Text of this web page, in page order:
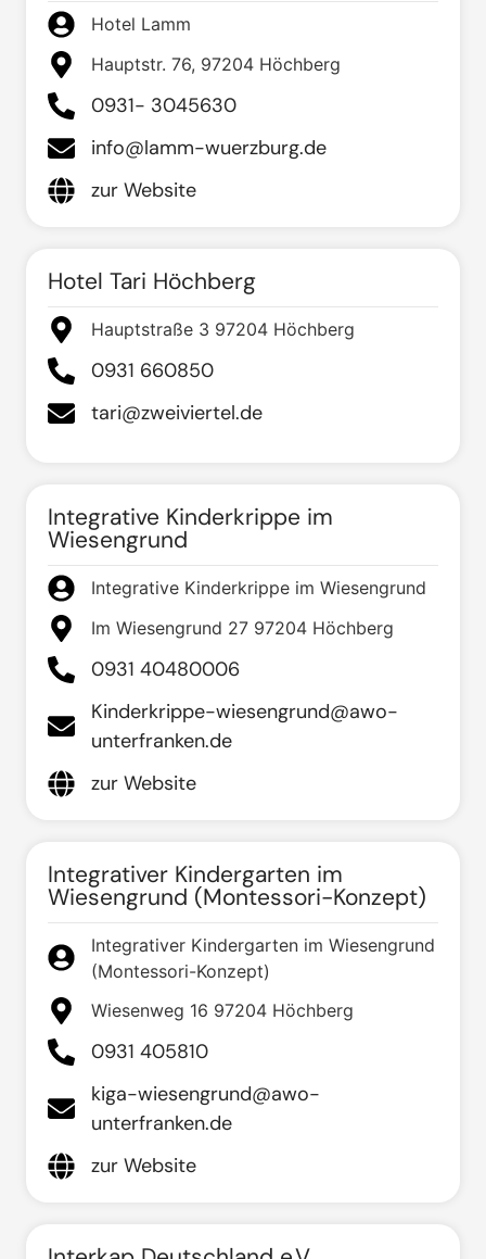
Hotel Lamm
Hauptstr. 76, 97204 Höchberg
0931- 3045630
info@lamm-wuerzburg.de
zur Website
Hotel Tari Höchberg
Hauptstraße 3 97204 Höchberg
0931 660850
tari@zweiviertel.de
Integrative Kinderkrippe im
Wiesengrund
Integrative Kinderkrippe im Wiesengrund
Im Wiesengrund 27 97204 Höchberg
0931 40480006
Kinderkrippe-wiesengrund@awo-
unterfranken.de
zur Website
Integrativer Kindergarten im
Wiesengrund (Montessori-Konzept)
Integrativer Kindergarten im Wiesengrund
(Montessori-Konzept)
Wiesenweg 16 97204 Höchberg
0931 405810
kiga-wiesengrund@awo-
unterfranken.de
zur Website